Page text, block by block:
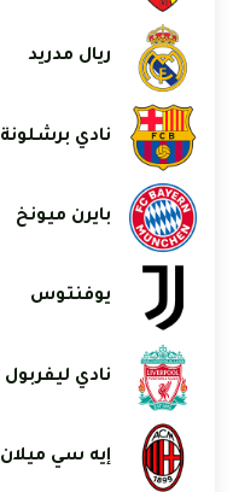
ريال مدريد
نادي برشلونة
بايرن ميونخ
يوفنتوس
نادي ليفربول
إيه سي ميلان